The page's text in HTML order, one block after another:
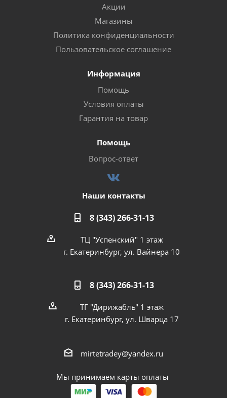
Акции
Магазины
Политика конфиденциальности
Пользовательское соглашение
Информация
Помощь
Условия оплаты
Гарантия на товар
Помощь
Вопрос-ответ
Наши контакты
8 (343) 266-31-13
ТЦ "Успенский" 1 этаж
г. Екатеринбург, ул. Вайнера 10
8 (343) 266-31-13
ТГ "Дирижабль" 1 этаж
г. Екатеринбург, ул. Шварца 17
mirtetradey@yandex.ru
Мы принимаем карты оплаты